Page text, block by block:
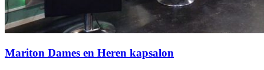
Mariton Dames en Heren kapsalon